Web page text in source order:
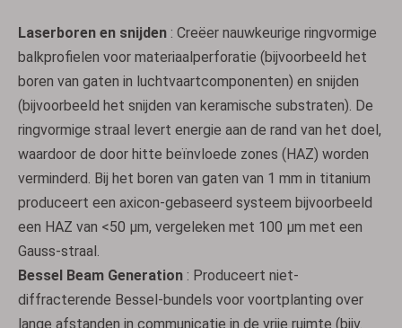
Laserboren en snijden : Creëer nauwkeurige ringvormige
balkprofielen voor materiaalperforatie (bijvoorbeeld het
boren van gaten in luchtvaartcomponenten) en snijden
(bijvoorbeeld het snijden van keramische substraten). De
ringvormige straal levert energie aan de rand van het doel,
waardoor de door hitte beïnvloede zones (HAZ) worden
verminderd. Bij het boren van gaten van 1 mm in titanium
produceert een axicon-gebaseerd systeem bijvoorbeeld
een HAZ van <50 µm, vergeleken met 100 µm met een
Gauss-straal.
Bessel Beam Generation : Produceert niet-
diffracterende Bessel-bundels voor voortplanting over
lange afstanden in communicatie in de vrije ruimte (bijv.